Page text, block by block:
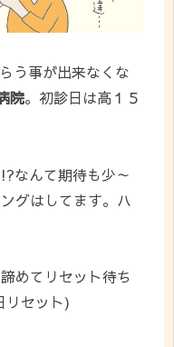
う事が出来なくな
院。初診日は高１５
なんて期待も少～
グはしてます。ハ
めてリセット待ち
リセット)